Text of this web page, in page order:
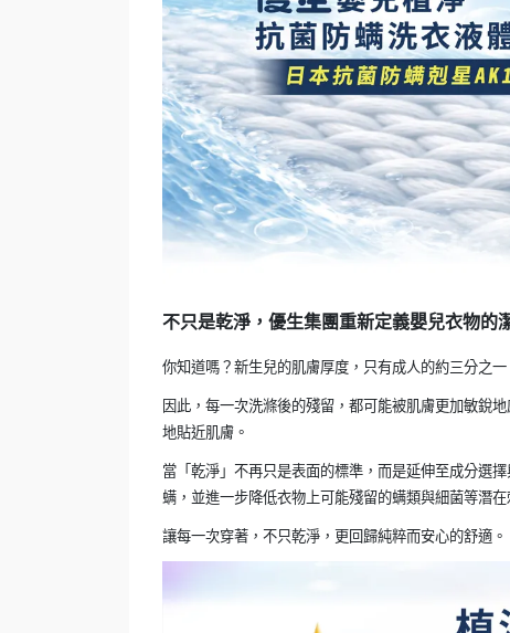
不只是乾淨， 優生集團重新定義嬰兒衣物的
你知道嗎？新生兒的肌膚厚度，只有成人的約三分之一
因此，每一次洗滌後的殘留，都可能被肌膚更加敏銳
地貼近肌膚。
當「乾淨」不再只是表面的標準，而是延伸至成分選
螨，並進一步降低衣物上可能殘留的螨類與細菌等潛在
讓每一次穿著，不只乾淨，更回歸純粹而安心的舒適。